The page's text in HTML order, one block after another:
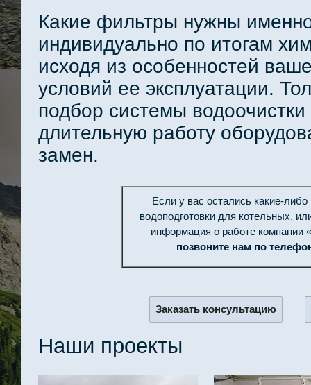
Какие фильтры нужны
индивидуально по итогам
исходя из особенностей
условий ее эксплуатации.
подбор системы
длительную работу
замен.
Если у вас остались какие-
водоподготовки для котельных,
информация о работе компании
позвоните нам по
Заказать консультацию
Наши проекты